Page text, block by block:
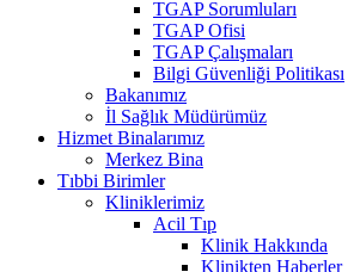
TGAP Sorumluları
TGAP Ofisi
TGAP Çalışmaları
Bilgi Güvenliği Politikası
Bakanımız
İl Sağlık Müdürümüz
Hizmet Binalarımız
Merkez Bina
Tıbbi Birimler
Kliniklerimiz
Acil Tıp
Klinik Hakkında
Klinikten Haberler